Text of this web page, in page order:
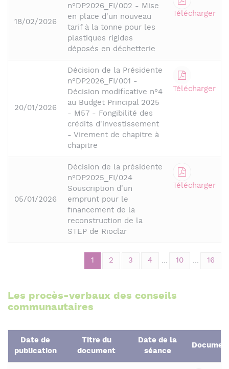
18/02/2026
n°DP2026_FI/002 - Mise
en place d'un nouveau
tarif à la tonne pour les
plastiques rigides
déposés en déchetterie
Télécharger
20/01/2026
Décision de la Présidente
n°DP2026_FI/001 -
Décision modificative n°4
au Budget Principal 2025
- M57 - Fongibilité des
crédits d'investissement
- Virement de chapitre à
chapitre
Télécharger
05/01/2026
Décision de la présidente
n°DP2025_FI/024
Souscription d'un
emprunt pour le
financement de la
reconstruction de la
STEP de Rioclar
Télécharger
1 2 3 4 ... 10 ... 16
Les procès-verbaux des conseils
communautaires
Date de
publication
Titre du
document
Date de la
séance